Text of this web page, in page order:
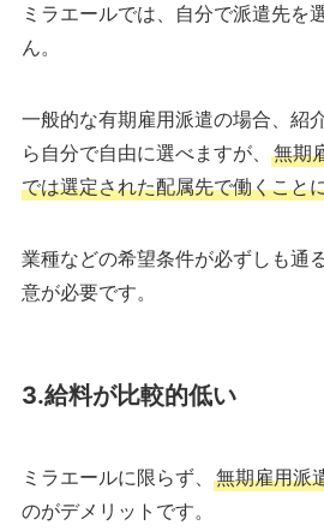
ミラエールでは、自分で派遣先を
ん。
一般的な有期雇用派遣の場合、紹
ら自分で自由に選べますが、 無期
では選定された配属先で働くこと
業種などの希望条件が必ずしも通
意が必要です。
3.給料が比較的低い
ミラエールに限らず、 無期雇用派
のがデメリットです。